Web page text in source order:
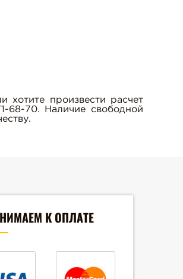
хотите произвести расчет
68-70. Наличие свободной
К ОПЛАТЕ